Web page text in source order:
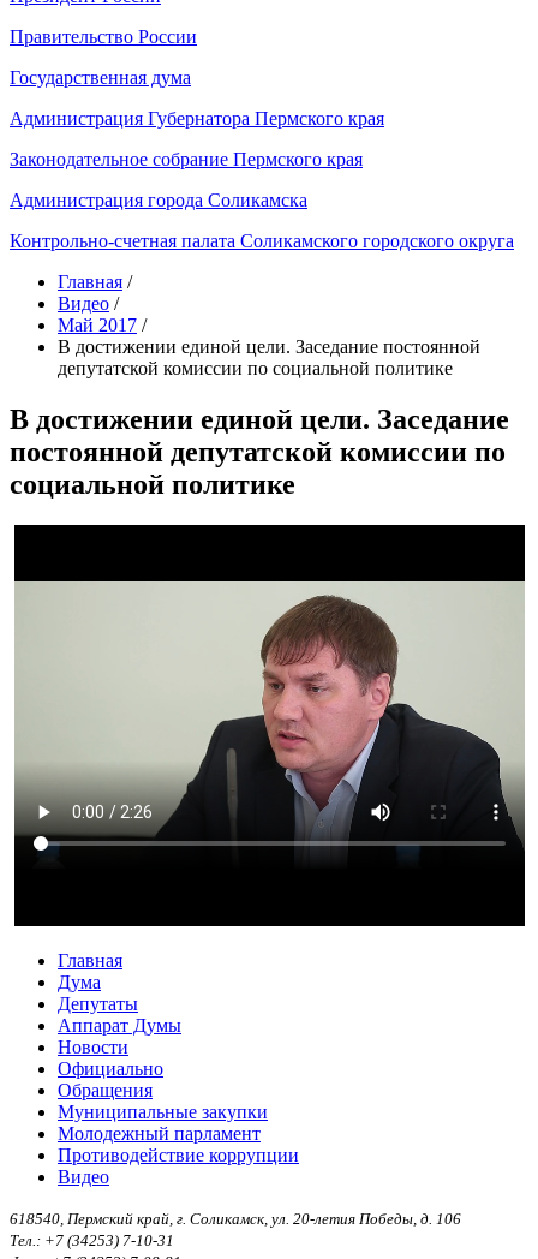
Правительство России
Государственная дума
Администрация Губернатора Пермского края
Законодательное собрание Пермского края
Администрация города Соликамска
Контрольно-счетная палата Соликамского городского округа
Главная /
Видео /
Май 2017 /
В достижении единой цели. Заседание постоянной
депутатской комиссии по социальной политике
В достижении единой цели. Заседание
постоянной депутатской комиссии по
социальной политике
Главная
Дума
Депутаты
Аппарат Думы
Новости
Официально
Обращения
Муниципальные закупки
Молодежный парламент
Противодействие коррупции
Видео
618540, Пермский край, г. Соликамск, ул. 20-летия Победы, д. 106
Тел.: +7 (34253) 7-10-31